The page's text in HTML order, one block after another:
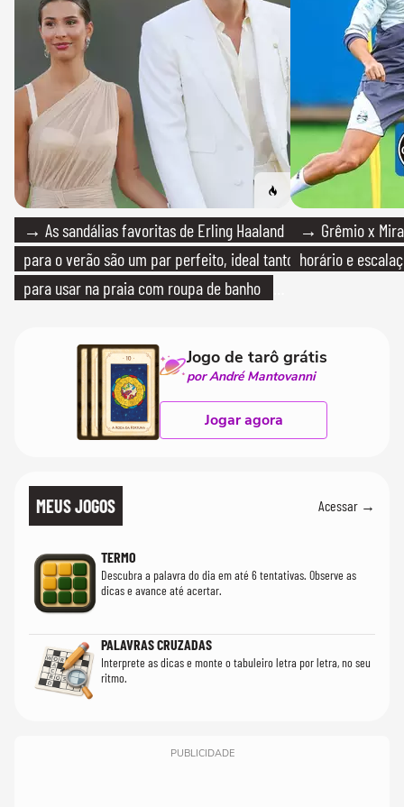
→ As sandálias favoritas de Erling Haaland
para o verão são um par perfeito, ideal tanto
para usar na praia com roupa de banho
→ Grêmio x
horário e
Jogo de tarô grátis
por André Mantovanni
Jogar agora
MEUS JOGOS Acessar →
TERMO
Descubra a palavra do dia em até 6 tentativas. Observe as
dicas e avance até acertar.
PALAVRAS CRUZADAS
Interprete as dicas e monte o tabuleiro letra por letra, no seu
ritmo.
PUBLICIDADE